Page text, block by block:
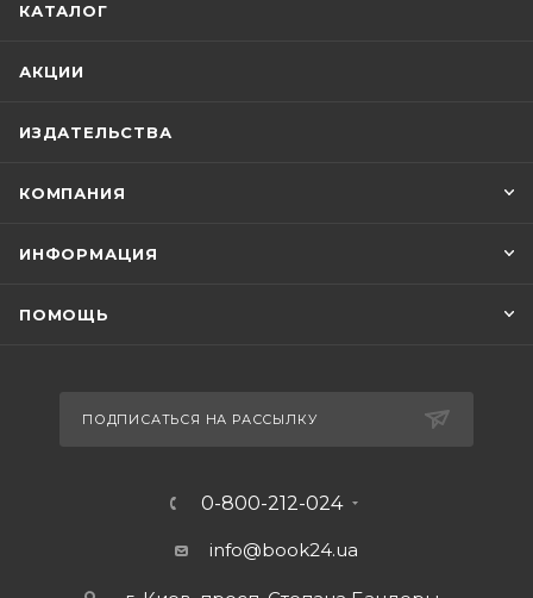
КАТАЛОГ
АКЦИИ
ИЗДАТЕЛЬСТВА
КОМПАНИЯ
ИНФОРМАЦИЯ
ПОМОЩЬ
ПОДПИСАТЬСЯ НА РАССЫЛКУ
0-800-212-024
info@book24.ua